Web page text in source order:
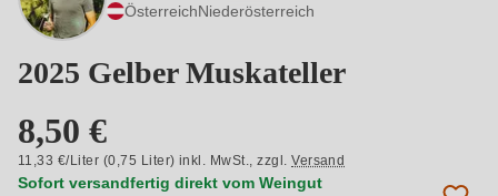
ÖsterreichNiederösterreich
2025 Gelber Muskateller
8,50 €
11,33 €/Liter (0,75 Liter) inkl. MwSt.,zzgl.Versand
Sofort versandfertig direkt vom Weingut